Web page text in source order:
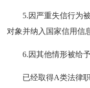
5.因严重失信行为
对象并纳入国家信用信
6.因其他情形被给
已经取得A类法律